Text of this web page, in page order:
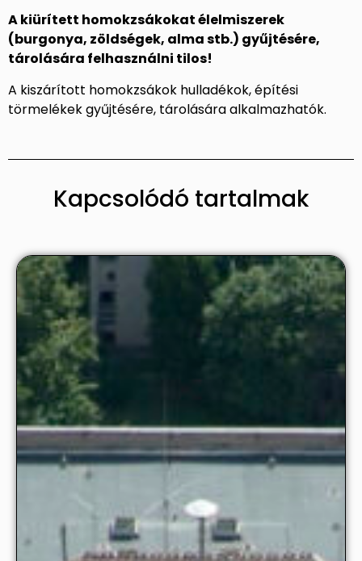
A kiürített homokzsákokat élelmiszerek
(burgonya, zöldségek, alma stb.) gyűjtésére,
tárolására felhasználni tilos!
A kiszárított homokzsákok hulladékok, építési
törmelékek gyűjtésére, tárolására alkalmazhatók.
Kapcsolódó tartalmak